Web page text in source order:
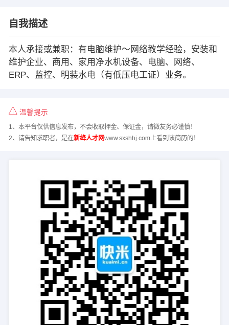
自我描述
本人承接或兼职：有电脑维护～网络教学经验，安装和
维护企业、商用、家用净水机设备、电脑、网络、
ERP、监控、明装水电（有低压电工证）业务。
温馨提示
1、本平台仅供信息发布，不会收取押金、保证金，请微友务必谨慎！
2、请告知求职者，是在新绛人才网www.sxshhj.com上看到该简历的！